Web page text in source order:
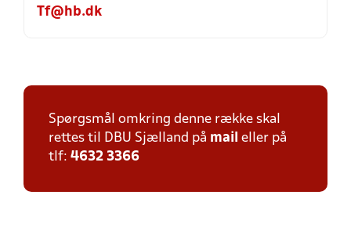
Tf@hb.dk
Spørgsmål omkring denne række skal
rettes til DBU Sjælland på mail eller på
tlf: 4632 3366